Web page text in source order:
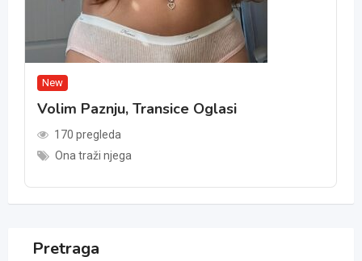
New
Volim Paznju, Transice Oglasi
170 pregleda
Ona traži njega
Pretraga